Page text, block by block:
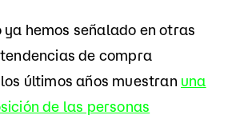
ya hemos señalado en otras
de compra
últimos años muestran una
de las personas